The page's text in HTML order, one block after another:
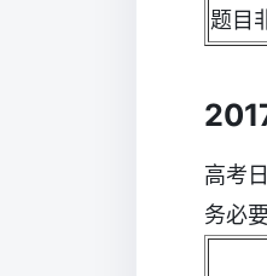
题目
高考
务必